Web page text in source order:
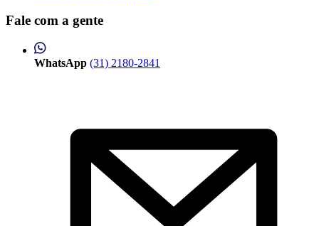
Fale com a gente
WhatsApp (31) 2180-2841